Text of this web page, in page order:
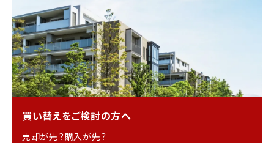
買い替えをご検討の方へ
売却が先？購入が先？